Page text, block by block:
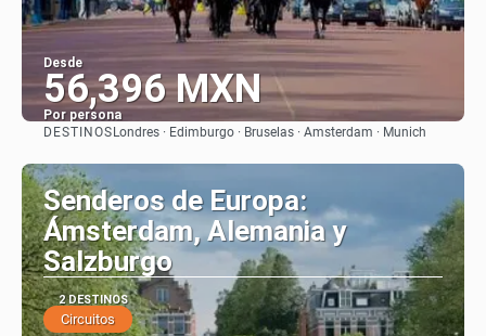
Desde
56,396 MXN
Por persona
DESTINOS Londres · Edimburgo · Bruselas · Amsterdam · Munich
Senderos de Europa:
Ámsterdam, Alemania y
Salzburgo
2 DESTINOS
Circuitos